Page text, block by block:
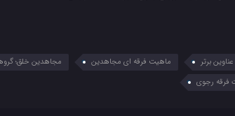
عناوین برتر ماهیت فرقه ای مجاهدین مجاهدین خلق؛
فرقه رجوی